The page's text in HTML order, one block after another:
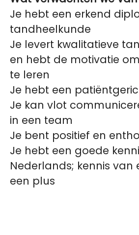
Je hebt een erkend
tandheelkunde
Je levert kwalitatieve
en hebt de motivatie
te leren
Je hebt een
Je kan vlot
in een team
Je bent positief en
Je hebt een goede
Nederlands; kennis van
een plus